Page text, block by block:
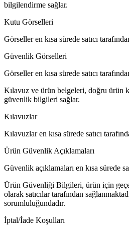
bilgilendirme sağlar.
Kutu Görselleri
Görseller en kısa sürede satıcı
Güvenlik Görselleri
Görseller en kısa sürede satıcı
Kılavuz ve ürün belgeleri, doğru ürün
güvenlik bilgileri sağlar.
Kılavuzlar
Kılavuzlar en kısa sürede satıcı
Ürün Güvenlik Açıklamaları
Güvenlik açıklamaları en kısa sürede
Ürün Güvenliği Bilgileri, ürün için
olarak satıcılar tarafından
sorumluluğundadır.
İptal/İade Koşulları